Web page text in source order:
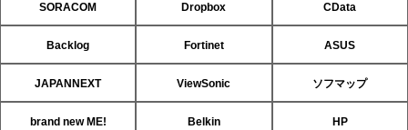
SORACOM Dropbox CData
Backlog Fortinet ASUS
JAPANNEXT ViewSonic ソフマップ
brand new ME! Belkin HP